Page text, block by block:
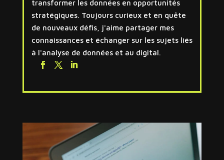
transformer les données en opportunités
stratégiques. Toujours curieux et en quête
de nouveaux défis, j'aime partager mes
connaissances et échanger sur les sujets liés
à l'analyse de données et au digital.